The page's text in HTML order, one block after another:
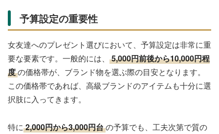
予算設定の重要性
女友達へのプレゼント選びにおいて、予算設定は非常に重
要な要素です。一般的には、
5,000円前後から10,000円程
度の価格帯が、ブランド物を選ぶ際の目安となります。
この価格帯であれば、高級ブランドのアイテムも十分に選
択肢に入ってきます。
特に 2,000円から3,000円台の予算でも、工夫次第で質の